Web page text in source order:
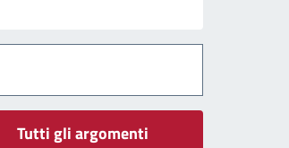
Tutti gli argomenti